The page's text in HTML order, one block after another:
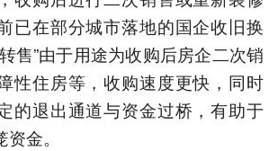
已在部分城市落地的国企收旧换
售”由于用途为收购后房企二次销
性住房等，收购速度更快，同时
的退出通道与资金过桥，有助于
金。